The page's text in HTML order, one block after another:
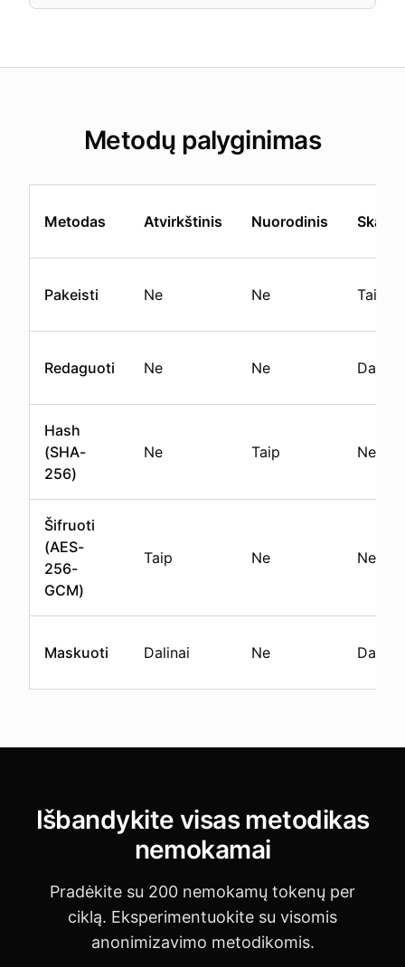
Metodų palyginimas
Metodas Atvirkštinis Nuorodinis
Pakeisti Ne Ne Taip
Redaguoti Ne Ne Dalinai
Hash
(SHA-
256)
Ne Taip Ne
Šifruoti
(AES-
256-
GCM)
Taip Ne Ne
Maskuoti Dalinai Ne Dalinai
Išbandykite visas metodikas
nemokamai
Pradėkite su 200 nemokamų tokenų per
ciklą. Eksperimentuokite su visomis
anonimizavimo metodikomis.